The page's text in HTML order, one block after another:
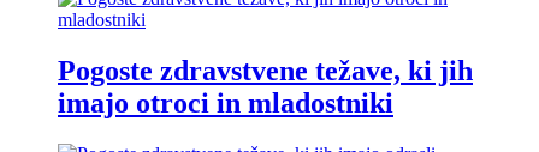
Pogoste zdravstvene težave, ki jih
imajo otroci in mladostniki